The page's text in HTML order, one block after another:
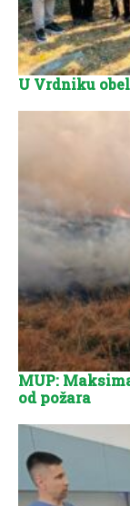
U Vrdniku
MUP:
od požara